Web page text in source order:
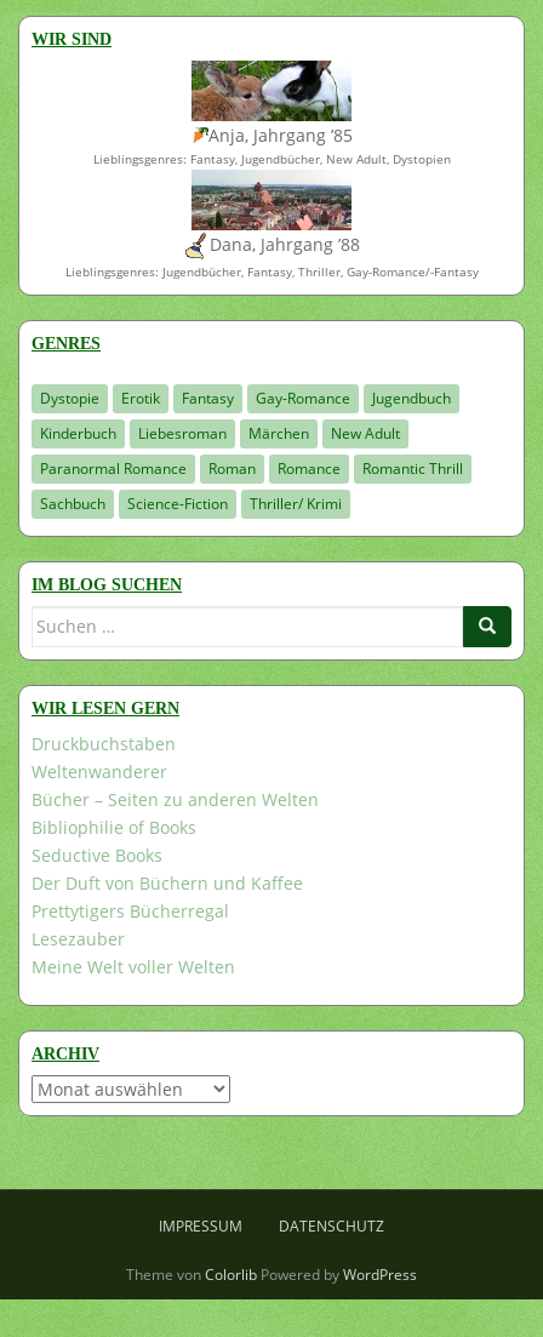
WIR SIND
Anja, Jahrgang ’85
Lieblingsgenres: Fantasy, Jugendbücher, New Adult, Dystopien
Dana, Jahrgang ’88
Lieblingsgenres: Jugendbücher, Fantasy, Thriller, Gay-Romance/-Fantasy
GENRES
Dystopie Erotik Fantasy Gay-Romance
Jugendbuch
Kinderbuch
Liebesroman Märchen
New Adult
Paranormal Romance
Roman Romance
Romantic Thrill
Sachbuch
Science-Fiction Thriller/ Krimi
IM BLOG SUCHEN
Suchen
WIR LESEN GERN
Druckbuchstaben
Weltenwanderer
Bücher – Seiten zu anderen Welten
Bibliophilie of Books
Seductive Books
Der Duft von Büchern und Kaffee
Prettytigers Bücherregal
Lesezauber
Meine Welt voller Welten
ARCHIV
Archiv
IMPRESSUM DATENSCHUTZ
Theme vonColorlib Powered byWordPress